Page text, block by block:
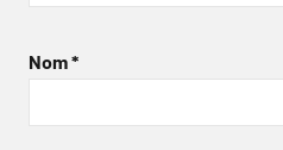
Nom*